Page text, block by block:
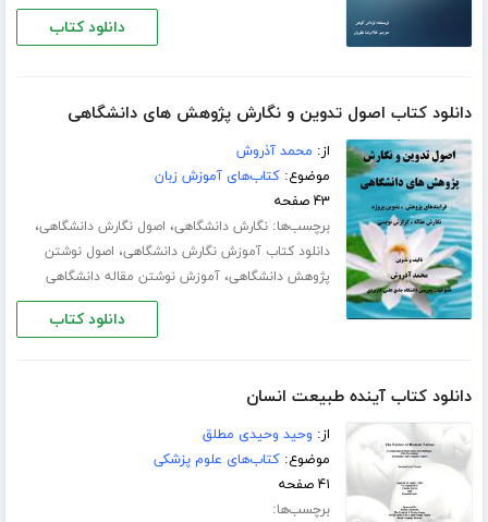
دانلود کتاب
دانلود کتاب اصول تدوین و نگارش پژوهش های دانشگاهی
از: محمد آذروش
موضوع:کتاب‌های آموزش زبان
۴۳ صفحه
برچسب‌ها:نگارش دانشگاهی، اصول نگارش دانشگاهی،
دانلود کتاب آموزش نگارش دانشگاهی، اصول نوشتن
پژوهش دانشگاهی،آموزش نوشتن مقاله دانشگاهی
دانلود کتاب
دانلود کتاب آینده طبیعت انسان
از: وحید وحیدی مطلق
موضوع:کتاب‌های علوم پزشکی
۴۱ صفحه
برچسب‌ها: